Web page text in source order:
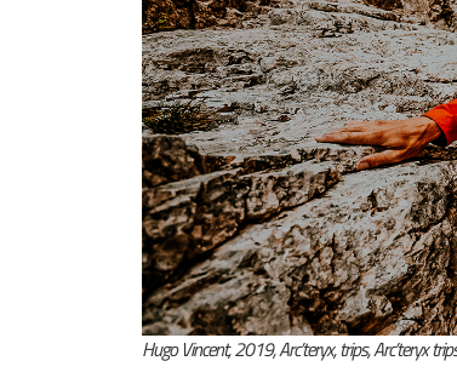
Hugo Vincent, 2019, Arc’teryx, trips, Arc’teryx